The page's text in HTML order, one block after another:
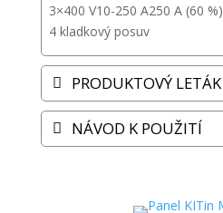
3×400 V10-250 A250 A (60 %)
4 kladkový posuv
PRODUKTOVÝ LETÁK
NÁVOD K POUŽITÍ